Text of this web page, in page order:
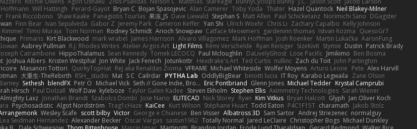
Will Hattingh Perard-Gayot Bryan C Bojan Spasojevic Alan Camerer Toby Yoda Thater Hazel Quantock Neil Blakey-Milner
Frank Riccobono Shaw Kaake Panagiotis Tourlas 果冻_JS Dave Liewald Stephan S Matt Allen Paul Schicketanz Norimichi Sano DGagster
Finn Bear Ivan Sepulveda Gabor Z Jeremy Park Cameron Keffer Yan Shi Ulrich Woehr Chris Li Zachary Capalbo Kelly Johnson
Kimmel Timo Muraja Tom Norman Rodney Schmidt Arioch Snowpaw Catface Meowmers gardeninn thomas Istvan Kozma QuesoGr7
Primaris Kirt Blackwood mark wrabel James Harrison Alvaro Villagomez Mark Hoffman Josh Roenker Martin Lukačka AaronFung
Aubrey Pullman R.J. Rhodes Writes Atelier Argos Art Light Films Rémi Verschelde Ryan Reisiger SizeKivit Stymie Dustin Patrick Brady
Joseph Catrambone HippoThalamus Sean Kennedy Tomek LECOCQ Paul Mcloughlin DaLivelyGhost Lose Pacific Jimikimo Ben Bosma
Joshua Albers Kristen Westphal Jon White Jack Fenech Jotunkottr Hexdrake's Art Ted Curtis nullinc Zach du Toit John Partington
Masanori Tottori QuirkyTopHat ReJ aka Renaldas Zioma VFRAME Michael Whiteside Wolfer Moyens Arturo Leone Pete Alex Harvill
大重生-TheRebirth RSH__studio Mat S C Cailrdar PYTHA Lab OddlyBigBear binotti lucia IT Roy Karabo Legwaila Zane Olson
Barney Sethesh blendFX Petr O Michael Vick Seth // Gone Indie, Bro... Eric Pontbriand Glenn Jones Michael Tedder Krystal Camprubi
Hirsch Paul Dolzall Wolf Daw kyleboze Taylor Galen Kadee Steven Ekholm Stephen Ellis Aximmetry Technologies Sarah Wiener
Almighty Laxz Jonathan Brandt Szabolcs Dombi Jose Nario ELITECAD Nick Storey Ryan Kim Vitkus Bryan Halcott Glyph Jan Oliver Koch
Psychosadistic Algot Nordström Trag1cHaze KaiCee Kurt Wilson Stéphane Huart Todd Eaton P4C1F15T charamath Jakob Stolz
Wesley Scafe scott bilby Victor George e Chianese Ben Visser Albatross 3D Sam Sartor Andrej Striezenec normalguy
Lea Seidman Hernandez Alexander Becker Oscar Vargas sastun1962 Totally Normal Jared LeClaire Christopher Bogs Michael Dunkley